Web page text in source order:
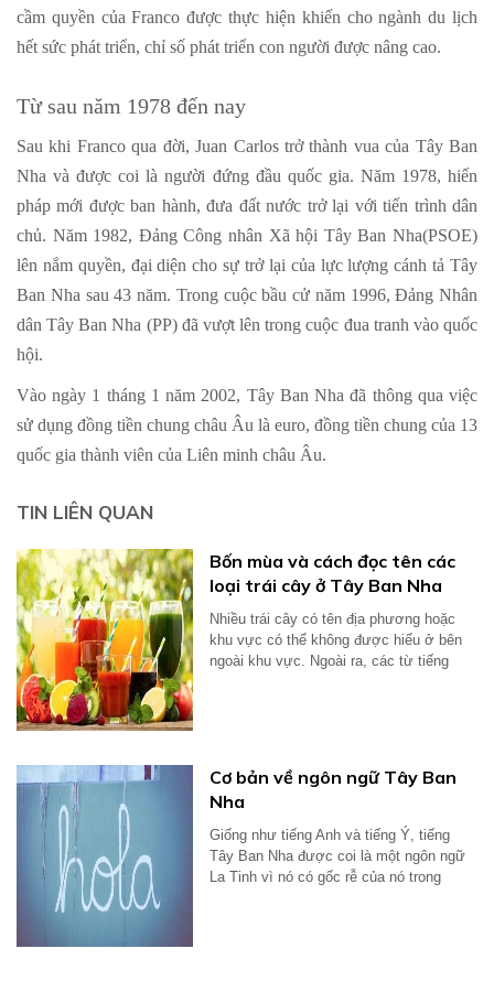
cầm quyền của Franco được thực hiện khiến cho ngành du lịch
hết sức phát triển, chỉ số phát triển con người được nâng cao.
Từ sau năm 1978 đến nay
Sau khi Franco qua đời, Juan Carlos trở thành vua của Tây Ban
Nha và được coi là người đứng đầu quốc gia. Năm 1978, hiến
pháp mới được ban hành, đưa đất nước trở lại với tiến trình dân
chủ. Năm 1982, Đảng Công nhân Xã hội Tây Ban Nha(PSOE)
lên nắm quyền, đại diện cho sự trở lại của lực lượng cánh tả Tây
Ban Nha sau 43 năm. Trong cuộc bầu cử năm 1996, Đảng Nhân
dân Tây Ban Nha (PP) đã vượt lên trong cuộc đua tranh vào quốc
hội.
Vào ngày 1 tháng 1 năm 2002, Tây Ban Nha đã thông qua việc
sử dụng đồng tiền chung châu Âu là euro, đồng tiền chung của 13
quốc gia thành viên của Liên minh châu Âu.
TIN LIÊN QUAN
Bốn mùa và cách đọc tên các
loại trái cây ở Tây Ban Nha
Nhiều trái cây có tên địa phương hoặc
khu vực có thể không được hiểu ở bên
ngoài khu vực. Ngoài ra, các từ tiếng
Cơ bản về ngôn ngữ Tây Ban
Nha
Giống như tiếng Anh và tiếng Ý, tiếng
Tây Ban Nha được coi là một ngôn ngữ
La Tinh vì nó có gốc rễ của nó trong